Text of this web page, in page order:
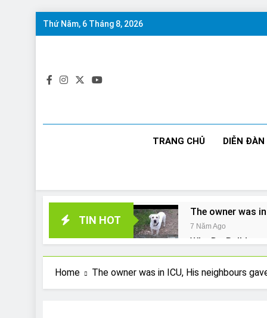
Skip
Thứ Năm, 6 Tháng 8, 2026
TRANG CHỦ DIỄN ĐÀN
TIN HOT
The owner was
7 Năm Ago
Why Do
7 Năm Ago
Are Bulldogs
Home The owner was in ICU, His neighbours